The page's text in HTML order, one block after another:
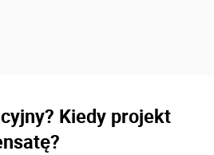
Kiedy projekt